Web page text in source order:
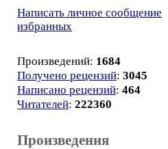
Написать личное сообщение
избранных
Произведений: 1684
Получено рецензий: 3045
Написано рецензий: 464
Читателей: 222360
Произведения